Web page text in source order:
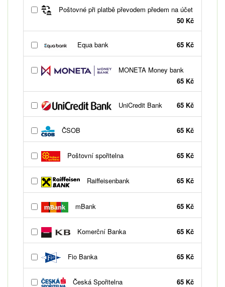
Poštovné při platbě převodem předem na účet
50 Kč
Equa bank 65 Kč
MONETA Money bank
65 Kč
UniCredit Bank 65 Kč
ČSOB 65 Kč
Poštovní spořitelna 65 Kč
Raiffeisenbank 65 Kč
mBank 65 Kč
Komerční Banka 65 Kč
Fio Banka 65 Kč
Česká Spořitelna 65 Kč